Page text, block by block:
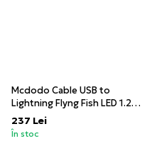
Mcdodo Cable USB to
Lightning Flyng Fish LED 1.2m,
Black
237 Lei
În stoc